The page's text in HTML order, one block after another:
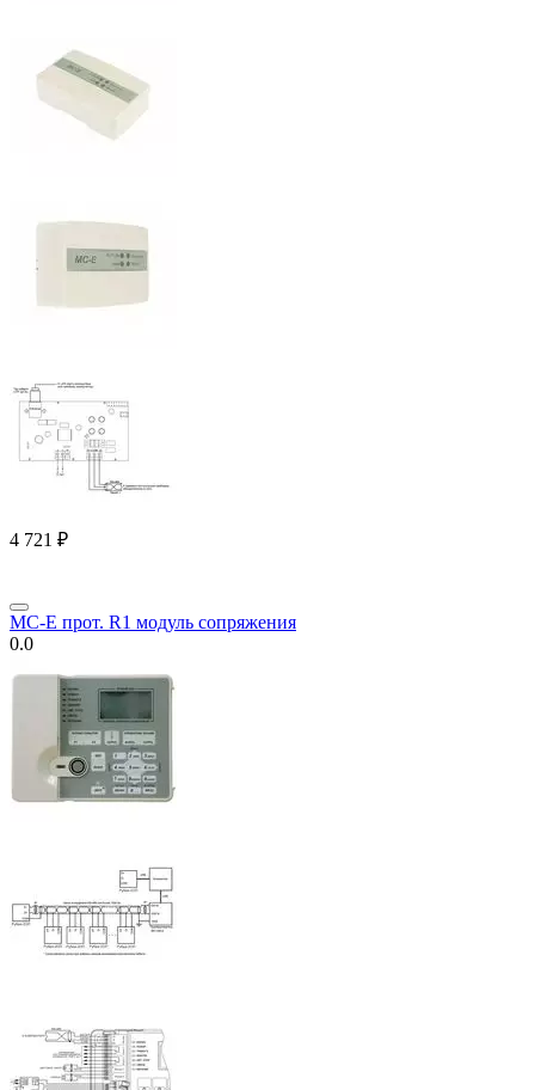
4 721 ₽
МС-Е прот. R1 модуль сопряжения
0.0